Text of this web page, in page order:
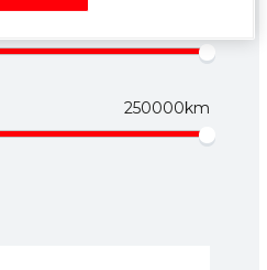
250000km